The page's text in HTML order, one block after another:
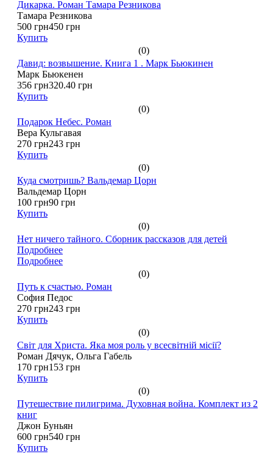
Дикарка. Роман Тамара Резникова
Тамара Резникова
500 грн450 грн
Купить
(0)
Давид: возвышение. Книга 1 . Марк Бьюкинен
Марк Бьюкенен
356 грн320.40 грн
Купить
(0)
Подарок Небес. Роман
Вера Кульгавая
270 грн243 грн
Купить
(0)
Куда смотришь? Вальдемар Цорн
Вальдемар Цорн
100 грн90 грн
Купить
(0)
Нет ничего тайного. Сборник рассказов для детей
Подробнее
Подробнее
(0)
Путь к счастью. Роман
София Педос
270 грн243 грн
Купить
(0)
Світ для Христа. Яка моя роль у всесвітній місії?
Роман Дячук, Ольга Габель
170 грн153 грн
Купить
(0)
Путешествие пилигрима. Духовная война. Комплект из 2
книг
Джон Буньян
600 грн540 грн
Купить